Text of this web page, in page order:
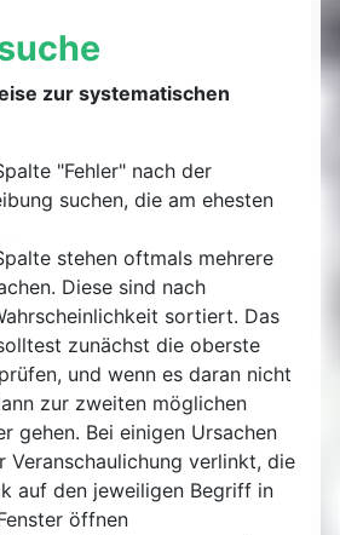
zur systematischen
"Fehler" nach der
suchen, die am ehesten
stehen oftmals mehrere
Diese sind nach
sortiert. Das
zunächst die oberste
und wenn es daran nicht
zur zweiten möglichen
gehen. Bei einigen Ursachen
Veranschaulichung verlinkt, die
auf den jeweiligen Begriff in
öffnen